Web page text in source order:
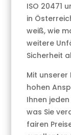
ISO 20471
in
weiß, wie
weitere
Sicherheit
Mit unserer
hohen
Ihnen
was Sie
fairen